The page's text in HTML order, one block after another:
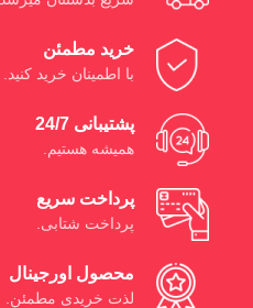
خرید مطمئن
با اطمینان خرید کنید.
پشتیبانی 24/7
همیشه هستیم.
پرداخت سریع
پرداخت شتابی.
محصول اورجینال
لذت خریدی مطمئن.